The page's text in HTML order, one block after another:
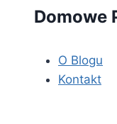
Domowe
O Blogu
Kontakt